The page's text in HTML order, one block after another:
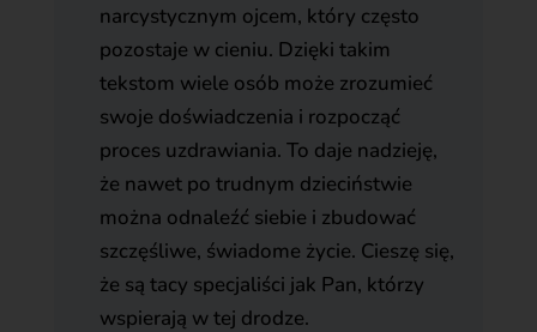
narcystycznym ojcem, który często
pozostaje w cieniu. Dzięki takim
tekstom wiele osób może zrozumieć
swoje doświadczenia i rozpocząć
proces uzdrawiania. To daje nadzieję,
że nawet po trudnym dzieciństwie
można odnaleźć siebie i zbudować
szczęśliwe, świadome życie. Cieszę się,
że są tacy specjaliści jak Pan, którzy
wspierają w tej drodze.